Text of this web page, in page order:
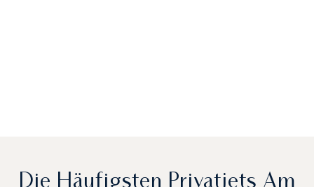
Die Häufigsten Privatjets Am